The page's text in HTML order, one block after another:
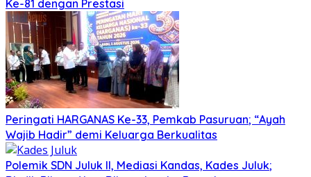
Ke-81 dengan Prestasi
Peringati HARGANAS Ke-33, Pemkab Pasuruan; “Ayah
Wajib Hadir” demi Keluarga Berkualitas
Polemik SDN Juluk II, Mediasi Kandas, Kades Juluk;